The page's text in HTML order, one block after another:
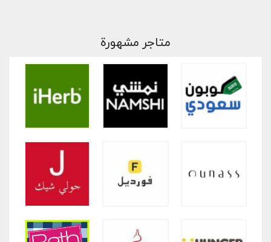
متاجر مشهورة